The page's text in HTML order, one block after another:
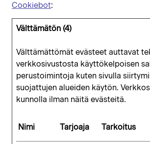
Cookiebot:
Välttämätön (4)
Välttämättömät evästeet auttavat
verkkosivustosta käyttökelpoisen
perustoimintoja kuten sivulla
suojattujen alueiden käytön.
kunnolla ilman näitä evästeitä.
Nimi Tarjoaja Tarkoitus